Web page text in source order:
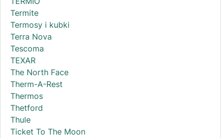
Termite
Termosy i kubki
Terra Nova
Tescoma
TEXAR
The North Face
Therm-A-Rest
Thermos
Thetford
Thule
Ticket To The Moon